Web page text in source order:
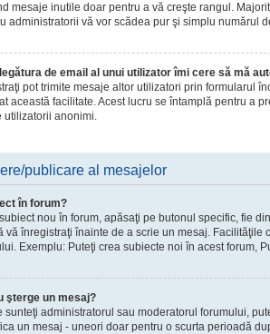
mesaje inutile doar pentru a vă creşte rangul.
administratorii vă vor scădea pur şi simplu numărul
de email al unui utilizator îmi cere să mă
pot trimite mesaje altor utilizatori prin formularul
această facilitate. Acest lucru se întamplă pentru a
utilizatorii anonimi.
publicare al mesajelor
în forum?
nou în forum, apăsaţi pe butonul specific, fie
vă înregistraţi înainte de a scrie un mesaj. Facilităţile
Exemplu: Puteţi crea subiecte noi în acest forum,
şterge un mesaj?
sunteţi administratorul sau moderatorul forumului,
un mesaj - uneori doar pentru o scurta perioadă